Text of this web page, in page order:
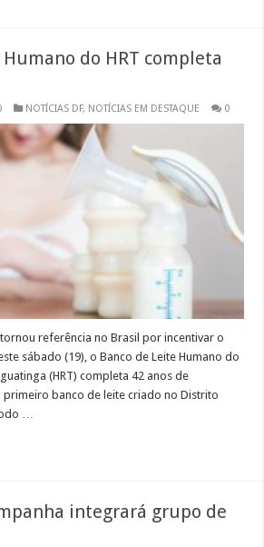
do HRT completa
NOTÍCIAS DF, NOTÍCIAS EM DESTAQUE 0
referência no Brasil por incentivar o
sábado (19), o Banco de Leite Humano do
(HRT) completa 42 anos de
primeiro banco de leite criado no Distrito
…
integrará grupo de